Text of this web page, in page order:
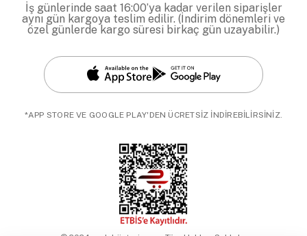
İş günlerinde saat 16:00’ya kadar verilen siparişler
aynı gün kargoya teslim edilir. (İndirim dönemleri ve
özel günlerde kargo süresi birkaç gün uzayabilir.)
*APP STORE VE GOOGLE PLAY'DEN ÜCRETSİZ İNDİREBİLİRSİNİZ.